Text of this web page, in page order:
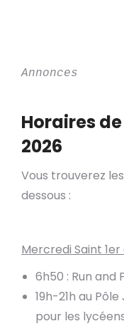
Annonces
Horaires
2026
Vous trouverez
dessous :
Mercredi Saint 1er
6h50 : Run and
19h-21h au
pour les